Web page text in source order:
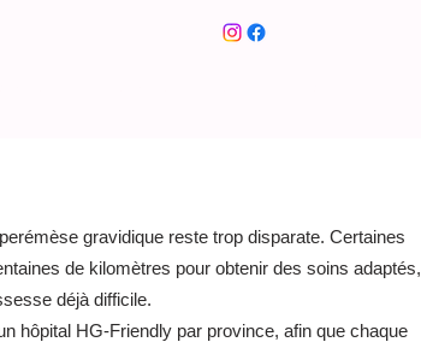
gravidique reste trop disparate. Certaines
de kilomètres pour obtenir des soins adaptés,
déjà difficile.
hôpital HG-Friendly par province, afin que chaque